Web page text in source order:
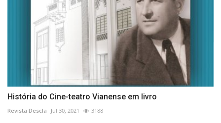
História do Cine-teatro Vianense em livro
Revista Descla Jul 30, 2021 3188